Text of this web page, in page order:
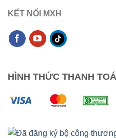
KẾT NỐI MXH
HÌNH THỨC THANH